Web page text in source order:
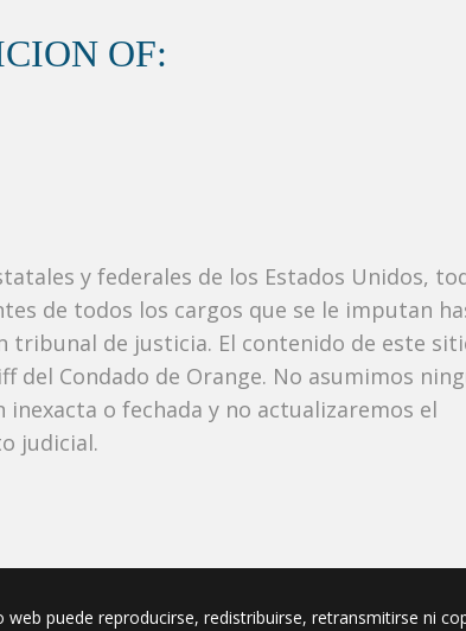
OF:
y federales de los Estados Unidos,
de todos los cargos que se le imputan
tribunal de justicia. El contenido de este
del Condado de Orange. No asumimos
o fechada y no actualizaremos el
judicial.
web puede reproducirse, redistribuirse, retransmitirse ni